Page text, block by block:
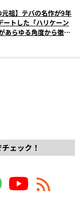
元祖】テバの名作が9年
ートした「ハリケーン
あらゆる角度から徹底
ェック！